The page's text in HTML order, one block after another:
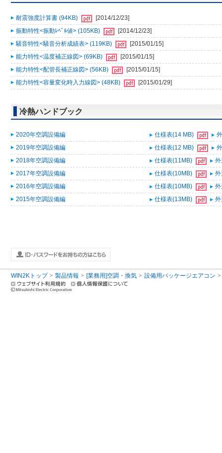
耐震強度計算書 (94KB)
[2014/12/23]
振動特性<振動ﾚﾍﾞﾙ値> (105KB)
[2014/12/23]
騒音特性<騒音分析成績表> (119KB)
[2015/01/15]
能力特性<温度補正線図> (69KB)
[2015/01/15]
能力特性<配管長補正線図> (56KB)
[2015/01/15]
能力特性<容量変化時入力線図> (48KB)
[2015/01/29]
冷熱ハンドブック
2020年空調設備編 仕様表(14 MB)
2019年空調設備編
仕様表(12 MB)
2018年空調設備編
仕様表(11MB)
2017年空調設備編
仕様表(10MB)
2016年空調設備編
仕様表(10MB)
2015年空調設備編
仕様表(13MB)
WIN2Kトップ 製品情報 [業務用]空調・換気 設備用パッケージエアコン